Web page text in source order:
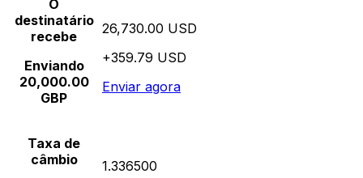
O
destinatário
recebe
Enviando
20,000.00
GBP
26,730.00 USD
+359.79 USD
Enviar agora
Taxa de
câmbio
1.336500